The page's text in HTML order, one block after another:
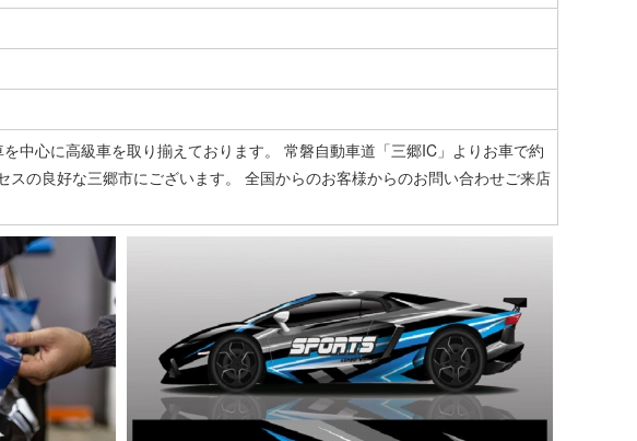
中心に高級車を取り揃えております。 常磐自動車道「三郷IC」よりお車で約
の良好な三郷市にございます。 全国からのお客様からのお問い合わせご来店